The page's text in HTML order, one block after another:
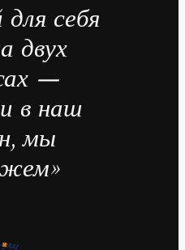
себя
двух
—
в наш
мы